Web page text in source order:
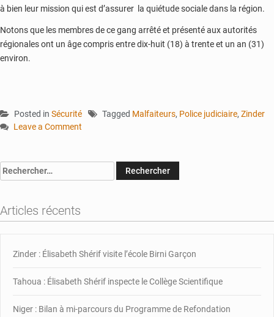
à bien leur mission qui est d’assurer la quiétude sociale dans la région.
Notons que les membres de ce gang arrêté et présenté aux autorités
régionales ont un âge compris entre dix-huit (18) à trente et un an (31)
environ.
Posted in Sécurité Tagged Malfaiteurs, Police judiciaire, Zinder
Leave a Comment
:
la
démantèle
de
Rechercher :
Articles récents
Zinder : Élisabeth Shérif visite l’école Birni Garçon
Tahoua : Élisabeth Shérif inspecte le Collège Scientifique
Niger : Bilan à mi-parcours du Programme de Refondation